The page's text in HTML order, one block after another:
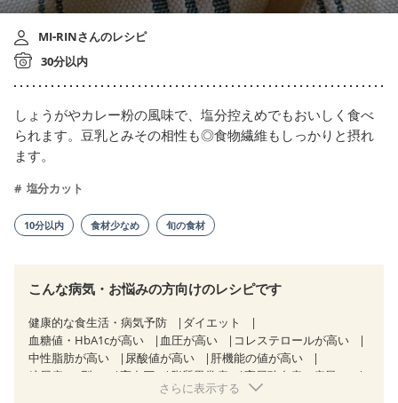
MI‐RINさんのレシピ
30分以内
しょうがやカレー粉の風味で、塩分控えめでもおいしく食べ
られます。豆乳とみその相性も◎食物繊維もしっかりと摂れ
ます。
塩分カット
10分以内 食材少なめ 旬の食材
こんな病気・お悩みの方向けのレシピです
健康的な食生活・病気予防
ダイエット
血糖値・HbA1cが高い
血圧が高い
コレステロールが高い
中性脂肪が高い
尿酸値が高い
肝機能の値が高い
糖尿病（2型）
高血圧 脂質異常症
高尿酸血症（痛風）
心臓弁膜症 心不全
さらに表示する